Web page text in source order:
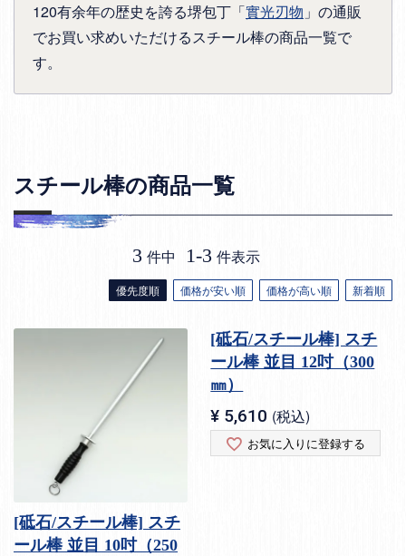
120有余年の歴史を誇る堺包丁「實光刃物 」の通販
でお買い求めいただけるスチール棒の商品一覧で
す。
スチール棒の商品一覧
優先度順 価格が安い順 価格が高い順 新着順
3 件中 1-3 件表示
[砥石/スチール棒] スチ
ール棒 並目 10吋（250
[砥石/スチール棒] スチ
ール棒 並目 12吋（300
㎜）
¥ 5,610 税込
お気に入りに登録する